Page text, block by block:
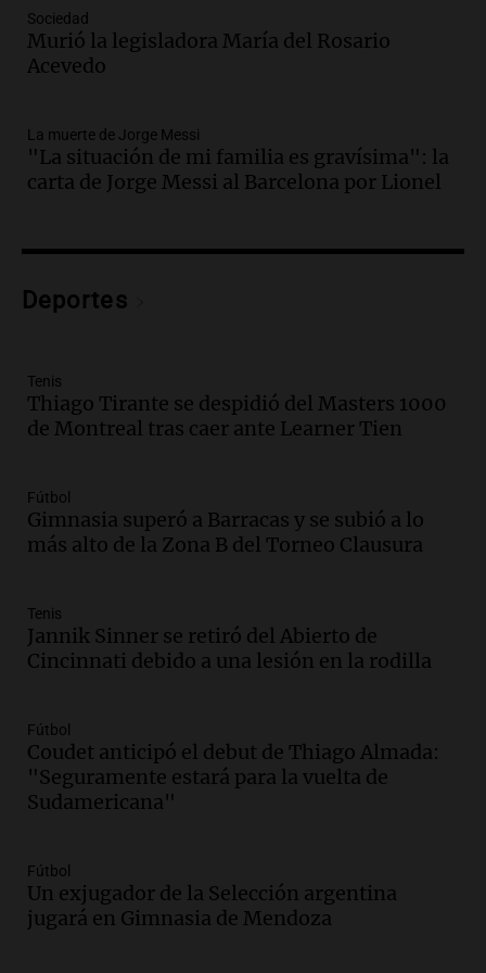
Audio.
argentino regresa al país tras conflicto
con Brasil
Audio.Bomberos asisten a senderista
con fractura de tobillo en refugio Doña
Rosa
Episodios
investigación internacional sobre asma
Audio.Suspenden descuento en SUBE y
aumentan tarifas del SUBTE en Buenos
Episodios
Audio.Kicillof critica la desregulación
Episodios
Audio. La UNT evalúa apelación ante la
Pagani como rector
Panorama Federal
Audio.El cardenal Ángel Rossi advirtió
Santa Misa
Episodios
Audio.La Bulaya se prepara para el cierre
Sociedad
Murió la legisladora María del Rosario
Acevedo
La muerte de Jorge Messi
"La situación de mi familia es gravísima": la
carta de Jorge Messi al Barcelona por Lionel
Deportes
Tenis
Thiago Tirante se despidió del Masters 1000
de Montreal tras caer ante Learner Tien
Fútbol
Gimnasia superó a Barracas y se subió a lo
más alto de la Zona B del Torneo Clausura
Tenis
Jannik Sinner se retiró del Abierto de
Cincinnati debido a una lesión en la rodilla
Fútbol
Coudet anticipó el debut de Thiago Almada:
"Seguramente estará para la vuelta de
Sudamericana"
Fútbol
Un exjugador de la Selección argentina
jugará en Gimnasia de Mendoza